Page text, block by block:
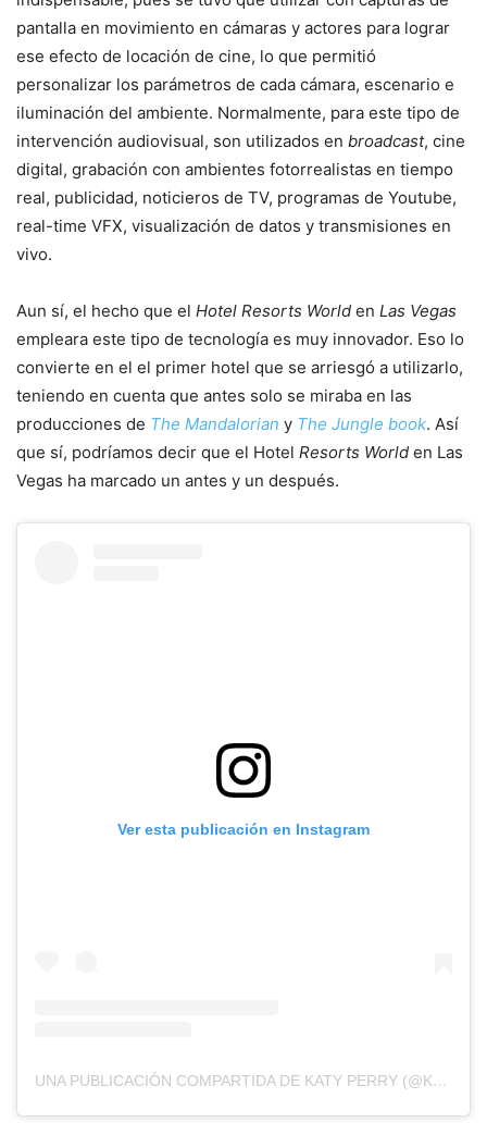
pantalla en movimiento en cámaras y actores para lograr
ese efecto de locación de cine, lo que permitió
personalizar los parámetros de cada cámara, escenario e
iluminación del ambiente. Normalmente, para este tipo de
intervención audiovisual, son utilizados en broadcast, cine
digital, grabación con ambientes fotorrealistas en tiempo
real, publicidad, noticieros de TV, programas de Youtube,
real-time VFX, visualización de datos y transmisiones en
vivo.
Aun sí, el hecho que el Hotel Resorts World en Las Vegas
empleara este tipo de tecnología es muy innovador. Eso lo
convierte en el el primer hotel que se arriesgó a utilizarlo,
teniendo en cuenta que antes solo se miraba en las
producciones de The Mandalorian y The Jungle book. Así
que sí, podríamos decir que el Hotel Resorts World en Las
Vegas ha marcado un antes y un después.
Ver esta publicación en Instagram
UNA PUBLICACIÓN COMPARTIDA DE KATY PERRY (@KATYPERRY)